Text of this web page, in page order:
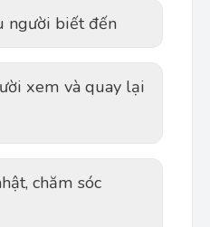
người biết đến
xem và quay lại
chăm sóc